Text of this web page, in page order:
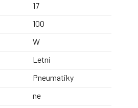
17
100
W
Letní
Pneumatiky
ne